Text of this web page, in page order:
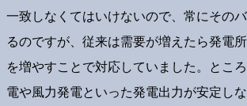
一致しなくてはいけないので、常にその
るのですが、従来は需要が増えたら発電
を増やすことで対応していました。とこ
電や風力発電といった発電出力が安定し